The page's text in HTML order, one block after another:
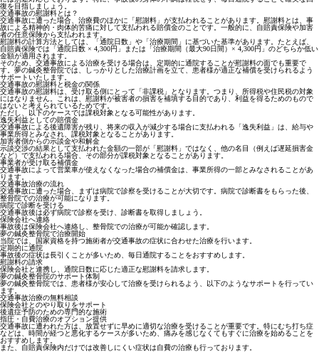
復を目指しましょう。
交通事故の慰謝料とは？
交通事故に遭った場合、治療費のほかに「慰謝料」が支払われることがあります。慰謝料とは、事
故による精神的・肉体的苦痛に対して支払われる賠償金のことです。一般的に、自賠責保険や加害
者の任意保険から支払われます。
慰謝料の計算方法としては、「通院日数」や「治療期間」に基づいた基準があります。たとえば、
自賠責保険では「通院日数 × 4,300円」または「治療期間（最大90日間）× 4,300円」のどちらか低い
金額が適用されます。
そのため、交通事故による治療を受ける場合は、定期的に通院することが慰謝料の面でも重要で
す。夢の鍼灸整骨院では、しっかりとした治療計画を立て、患者様が適正な補償を受けられるよう
サポートいたします。
交通事故の慰謝料と税金の関係
交通事故の慰謝料は、受け取る側にとって「非課税」となります。つまり、所得税や住民税の対象
にはなりません。これは、慰謝料が被害者の損害を補填する目的であり、利益を得るためのもので
はないと考えられているためです。
ただし、以下のケースでは課税対象となる可能性があります。
逸失利益としての賠償金
交通事故による後遺障害が残り、将来の収入が減少する場合に支払われる「逸失利益」は、給与や
事業所得とみなされ、課税対象となることがあります。
加害者側からの示談金や和解金
示談交渉の結果として支払われた金額の一部が「慰謝料」ではなく、他の名目（例えば遅延損害金
など）で支払われる場合、その部分が課税対象となることがあります。
事業者が受け取る補償金
交通事故によって営業車が使えなくなった場合の補償金は、事業所得の一部とみなされることがあ
ります。
交通事故治療の流れ
交通事故に遭った場合、まずは病院で診察を受けることが大切です。病院で診断書をもらった後、
整骨院での治療が可能になります。
病院で診断を受ける
交通事故後は必ず病院で診察を受け、診断書を取得しましょう。
保険会社へ連絡
事故後は保険会社へ連絡し、整骨院での治療が可能か確認します。
夢の鍼灸整骨院で治療開始
当院では、国家資格を持つ施術者が交通事故の症状に合わせた治療を行います。
定期的に通院
事故後の症状は長引くことが多いため、毎日通院することをおすすめします。
慰謝料の請求
保険会社と連携し、通院日数に応じた適正な慰謝料を請求します。
夢の鍼灸整骨院のサポート体制
夢の鍼灸整骨院では、患者様が安心して治療を受けられるよう、以下のようなサポートを行ってい
ます。
交通事故治療の無料相談
保険会社とのやり取りをサポート
後遺症予防のための専門的な施術
指圧・自費治療のオプション提供
交通事故に遭われた方は、放置せずに早めに適切な治療を受けることが重要です。特にむち打ち症
などは、時間が経つと悪化するケースが多いため、痛みを感じなくてもすぐに治療を始めることを
おすすめします。
また、自賠責保険内だけでは改善しにくい症状は自費の治療も行っております。